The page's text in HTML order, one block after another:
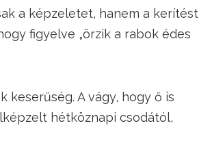
a képzeletet, hanem a kerítést
figyelve „örzik a rabok édes
keserűség. A vágy, hogy ő is
hétköznapi csodától,